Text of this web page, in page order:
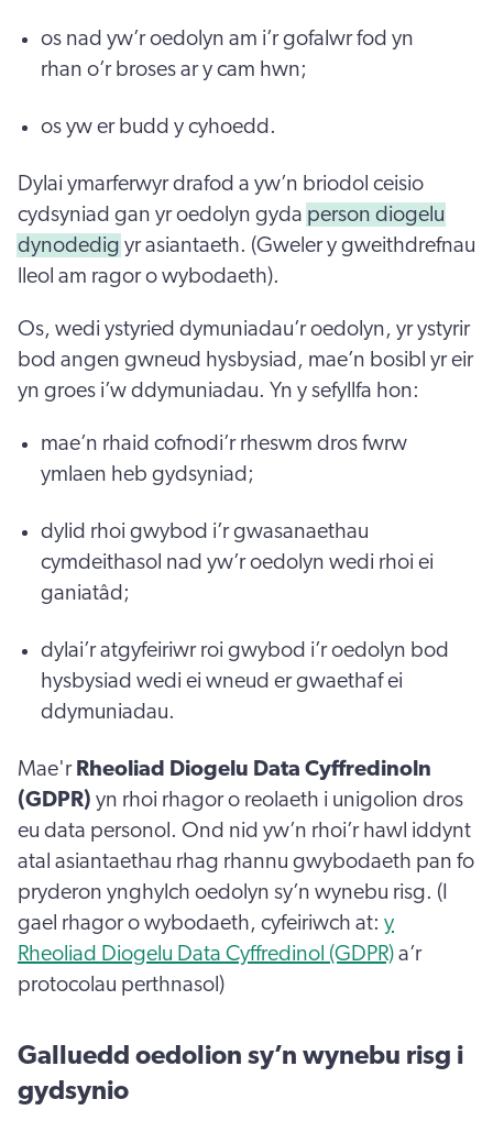
os nad yw’r oedolyn am i’r gofalwr fod yn
rhan o’r broses ar y cam hwn;
os yw er budd y cyhoedd.
Dylai ymarferwyr drafod a yw’n briodol ceisio
cydsyniad gan yr oedolyn gyda person diogelu
dynodedig yr asiantaeth. (Gweler y gweithdrefnau
lleol am ragor o wybodaeth).
Os, wedi ystyried dymuniadau’r oedolyn, yr ystyrir
bod angen gwneud hysbysiad, mae’n bosibl yr eir
yn groes i’w ddymuniadau. Yn y sefyllfa hon:
mae’n rhaid cofnodi’r rheswm dros fwrw
ymlaen heb gydsyniad;
dylid rhoi gwybod i’r gwasanaethau
cymdeithasol nad yw’r oedolyn wedi rhoi ei
ganiatâd;
dylai’r atgyfeiriwr roi gwybod i’r oedolyn bod
hysbysiad wedi ei wneud er gwaethaf ei
ddymuniadau.
Mae'r Rheoliad Diogelu Data Cyffredinoln
(GDPR) yn rhoi rhagor o reolaeth i unigolion dros
eu data personol. Ond nid yw’n rhoi’r hawl iddynt
atal asiantaethau rhag rhannu gwybodaeth pan fo
pryderon ynghylch oedolyn sy’n wynebu risg. (I
gael rhagor o wybodaeth, cyfeiriwch at: y
Rheoliad Diogelu Data Cyffredinol (GDPR) a’r
protocolau perthnasol)
Galluedd oedolion sy’n wynebu risg i
gydsynio